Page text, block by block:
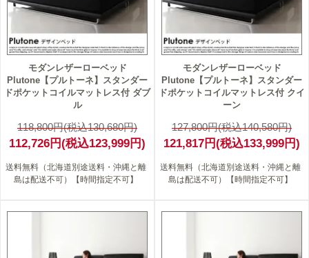
モダンレザーローベッド
Plutone【プルトーネ】スタンダー
ドポケットコイルマットレス付 ダブ
ル
118,800円(税込130,680円)
112,726円(税込123,999円)
送料無料（北海道別途送料・沖縄と離
島は配送不可）【時間指定不可】
モダンレザーローベッド
Plutone【プルトーネ】スタンダー
ドポケットコイルマットレス付 クイ
ーン
127,800円(税込140,580円)
121,817円(税込133,999円)
送料無料（北海道別途送料・沖縄と離
島は配送不可）【時間指定不可】